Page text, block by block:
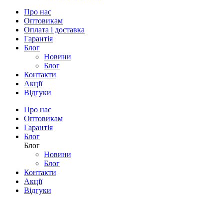
Про нас
Оптовикам
Оплата і доставка
Гарантія
Блог
Новини
Блог
Контакти
Акції
Відгуки
Про нас
Оптовикам
Гарантія
Блог
Блог
Новини
Блог
Контакти
Акції
Відгуки